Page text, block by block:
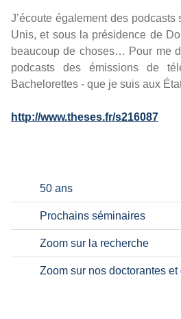
J’écoute également des podcasts
Unis, et sous la présidence de
beaucoup de choses… Pour me
podcasts des émissions de
Bachelorettes - que je suis aux
http://www.theses.fr/s216087
50 ans
Prochains séminaires
Zoom sur la recherche
Zoom sur nos doctorantes et